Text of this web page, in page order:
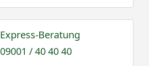
Express-Beratung
09001 / 40 40 40